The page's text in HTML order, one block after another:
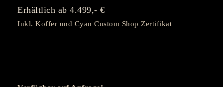
Erhältlich ab 4.499,- €
Inkl. Koffer und Cyan Custom Shop Zertifikat